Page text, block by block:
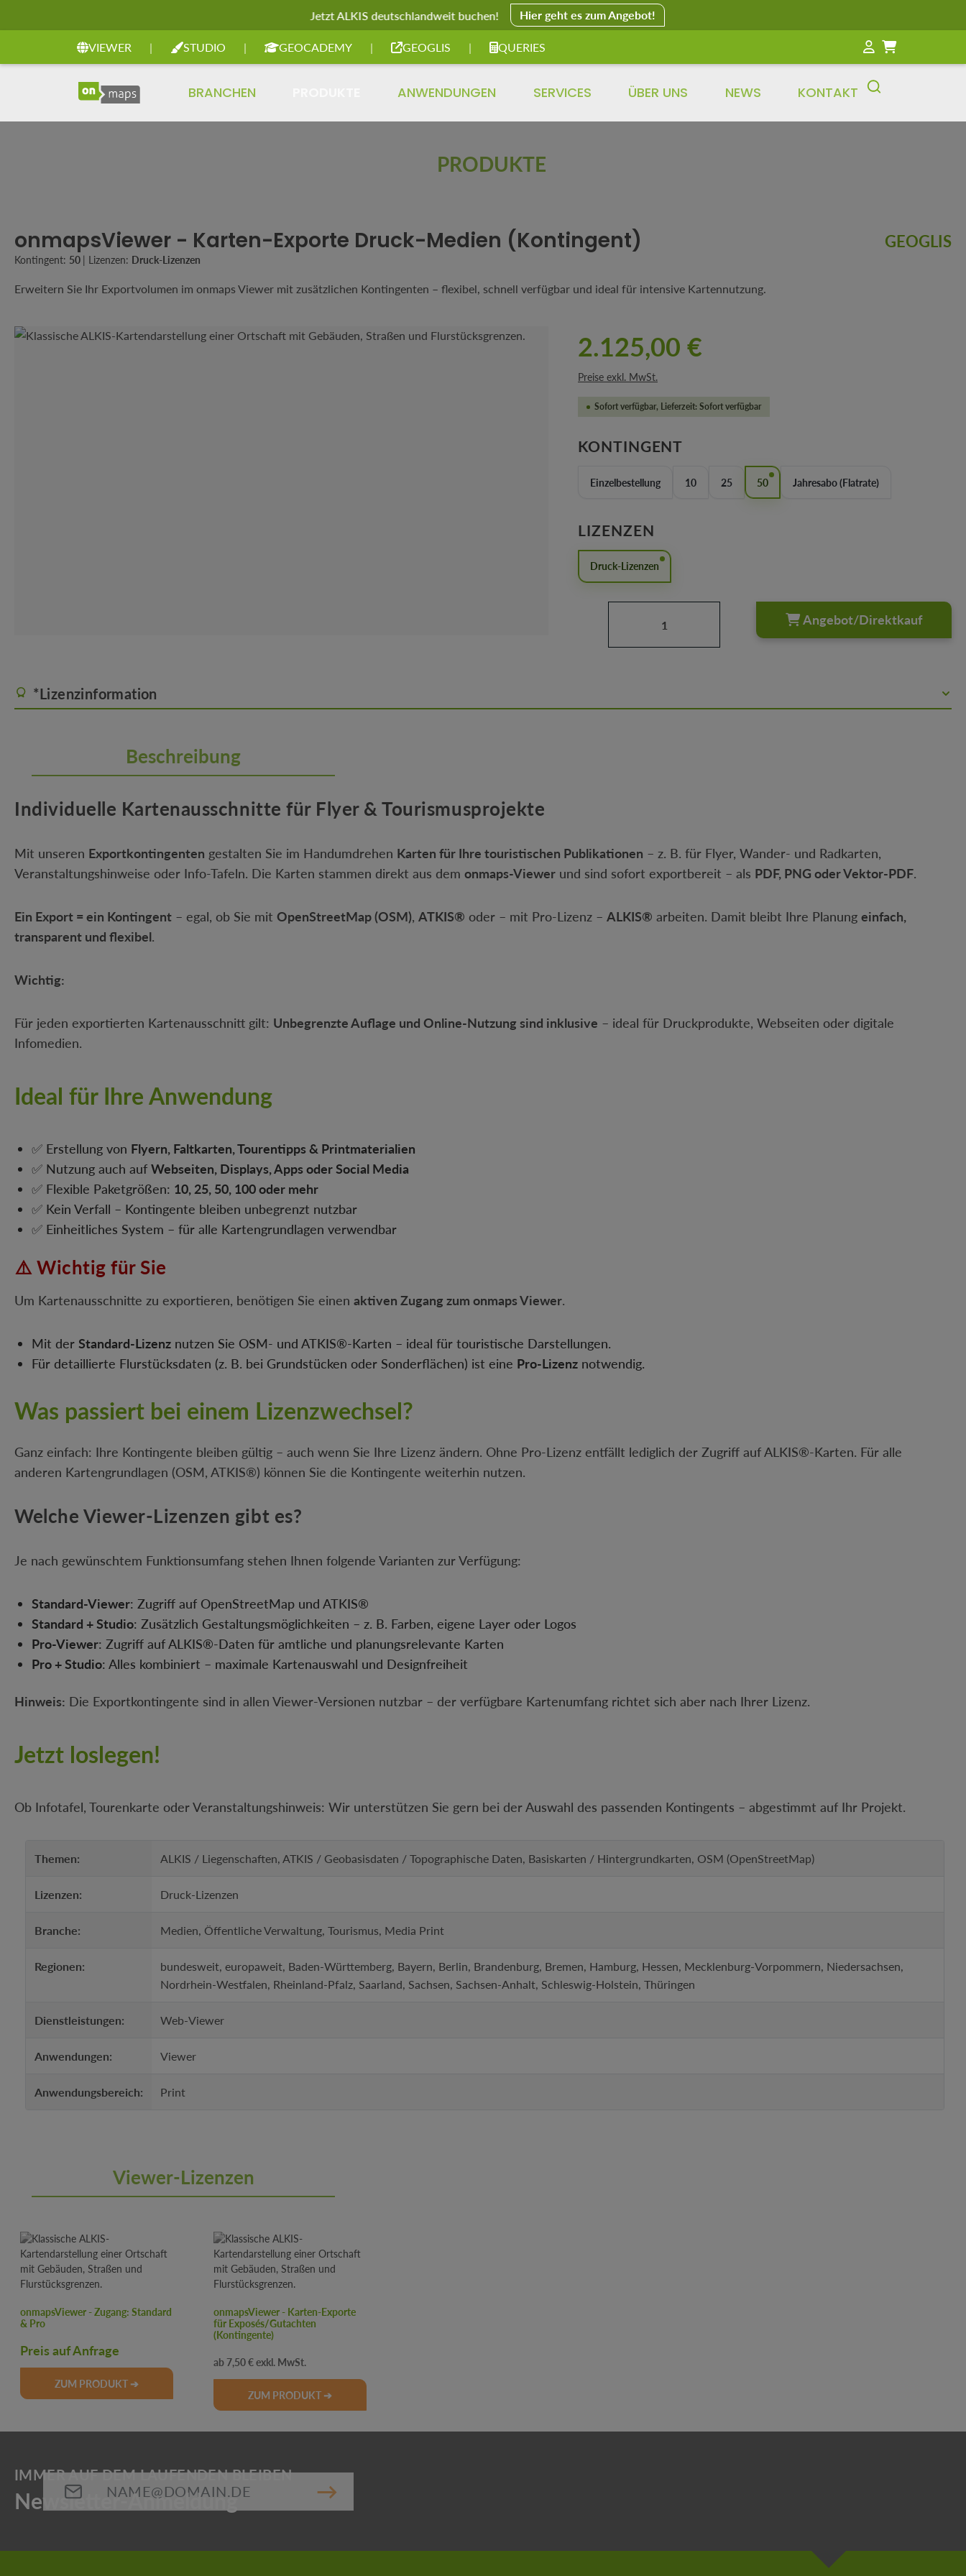
Jetzt ALKIS deutschlandweit buchen! Hier geht es zum Angebot!
VIEWER | STUDIO | GEOCADEMY | GEOGLIS | QUERIES
BRANCHEN ANWENDUNGEN SERVICES ÜBER UNS NEWS KONTAKT
PRODUKTE
onmapsViewer - Karten-Exporte Druck-Medien (Kontingent)
Kontingent: 50 | Lizenzen: Druck-Lizenzen
GEOGLIS
Erweitern Sie Ihr Exportvolumen im onmaps Viewer mit zusätzlichen Kontingenten – flexibel, schnell verfügbar und ideal für intensive Kartennutzung.
Bildergalerie überspringen 2.125,00 €
Preise exkl. MwSt.
Sofort verfügbar, Lieferzeit: Sofort verfügbar
KONTINGENT
Einzelbestellung 10 25 50 Jahresabo (Flatrate)
LIZENZEN
Druck-Lizenzen
Produkt Anzahl: Gib den gewünschten Wert ein
Angebot/Direktkauf
*Lizenzinformation
Beschreibung
Individuelle Kartenausschnitte für Flyer & Tourismusprojekte
Mit unseren Exportkontingenten gestalten Sie im Handumdrehen Karten für Ihre touristischen Publikationen – z. B. für Flyer, Wander- und Radkarten,
Veranstaltungshinweise oder Info-Tafeln. Die Karten stammen direkt aus dem onmaps-Viewer und sind sofort exportbereit – als PDF, PNG oder Vektor-PDF.
Ein Export = ein Kontingent – egal, ob Sie mit OpenStreetMap (OSM), ATKIS® oder – mit Pro-Lizenz – ALKIS® arbeiten. Damit bleibt Ihre Planung einfach,
transparent und flexibel.
Wichtig:
Für jeden exportierten Kartenausschnitt gilt: Unbegrenzte Auflage und Online-Nutzung sind inklusive – ideal für Druckprodukte, Webseiten oder digitale
Infomedien.
Ideal für Ihre Anwendung
✅ Erstellung von Flyern, Faltkarten, Tourentipps & Printmaterialien
✅ Nutzung auch auf Webseiten, Displays, Apps oder Social Media
✅ Flexible Paketgrößen: 10, 25, 50, 100 oder mehr
✅ Kein Verfall – Kontingente bleiben unbegrenzt nutzbar
✅ Einheitliches System – für alle Kartengrundlagen verwendbar
⚠️ Wichtig für Sie
Um Kartenausschnitte zu exportieren, benötigen Sie einen aktiven Zugang zum onmaps Viewer.
Mit der Standard-Lizenz nutzen Sie OSM- und ATKIS®-Karten – ideal für touristische Darstellungen.
Für detaillierte Flurstücksdaten (z. B. bei Grundstücken oder Sonderflächen) ist eine Pro-Lizenz notwendig.
Was passiert bei einem Lizenzwechsel?
Ganz einfach: Ihre Kontingente bleiben gültig – auch wenn Sie Ihre Lizenz ändern. Ohne Pro-Lizenz entfällt lediglich der Zugriff auf ALKIS®-Karten. Für alle
anderen Kartengrundlagen (OSM, ATKIS®) können Sie die Kontingente weiterhin nutzen.
Welche Viewer-Lizenzen gibt es?
Je nach gewünschtem Funktionsumfang stehen Ihnen folgende Varianten zur Verfügung:
Standard-Viewer: Zugriff auf OpenStreetMap und ATKIS®
Standard + Studio: Zusätzlich Gestaltungsmöglichkeiten – z. B. Farben, eigene Layer oder Logos
Pro-Viewer: Zugriff auf ALKIS®-Daten für amtliche und planungsrelevante Karten
Pro + Studio: Alles kombiniert – maximale Kartenauswahl und Designfreiheit
Hinweis: Die Exportkontingente sind in allen Viewer-Versionen nutzbar – der verfügbare Kartenumfang richtet sich aber nach Ihrer Lizenz.
Jetzt loslegen!
Ob Infotafel, Tourenkarte oder Veranstaltungshinweis: Wir unterstützen Sie gern bei der Auswahl des passenden Kontingents – abgestimmt auf Ihr Projekt.
Themen: ALKIS / Liegenschaften, ATKIS / Geobasisdaten / Topographische Daten, Basiskarten / Hintergrundkarten, OSM (OpenStreetMap)
Lizenzen: Druck-Lizenzen
Branche: Medien, Öffentliche Verwaltung, Tourismus, Media Print
Regionen:
bundesweit, europaweit, Baden-Württemberg, Bayern, Berlin, Brandenburg, Bremen, Hamburg, Hessen, Mecklenburg-Vorpommern, Niedersachsen,
Nordrhein-Westfalen, Rheinland-Pfalz, Saarland, Sachsen, Sachsen-Anhalt, Schleswig-Holstein, Thüringen
Dienstleistungen: Web-Viewer
Anwendungen: Viewer
Anwendungsbereich: Print
Viewer-Lizenzen
Produktgalerie überspringen
onmapsViewer - Zugang: Standard
& Pro
Preis auf Anfrage
ZUM PRODUKT ➔
onmapsViewer - Karten-Exporte
für Exposés/Gutachten
(Kontingente)
Regulärer Preis:
7,50 €
ZUM PRODUKT ➔